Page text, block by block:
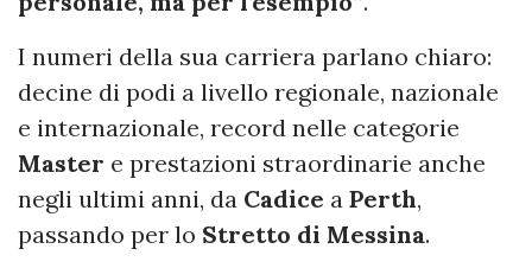
I numeri della sua carriera parlano chiaro:
decine di podi a livello regionale, nazionale
e internazionale, record nelle categorie
Master e prestazioni straordinarie anche
negli ultimi anni, da Cadice a Perth,
passando per lo Stretto di Messina.